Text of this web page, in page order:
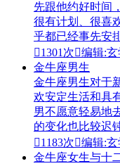
先跟他约好时间
很有计划、很喜
乎都已经事先安
1301次编辑:
金牛座男生
金牛座男生对于
欢安定生活和具
男不愿意轻易地
的变化也比较迟
1183次编辑:
金牛座女生与十